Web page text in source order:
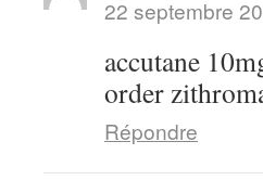
22 septembre
accutane
order
Répondre